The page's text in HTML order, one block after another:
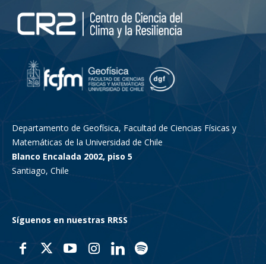
Departamento de Geofísica, Facultad de Ciencias Físicas y
Matemáticas de la Universidad de Chile
Blanco Encalada 2002, piso 5
Santiago, Chile
Síguenos en nuestras RRSS